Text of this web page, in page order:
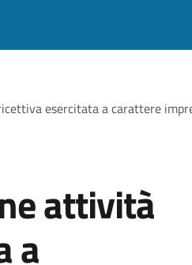
esercitata a carattere
attività
a